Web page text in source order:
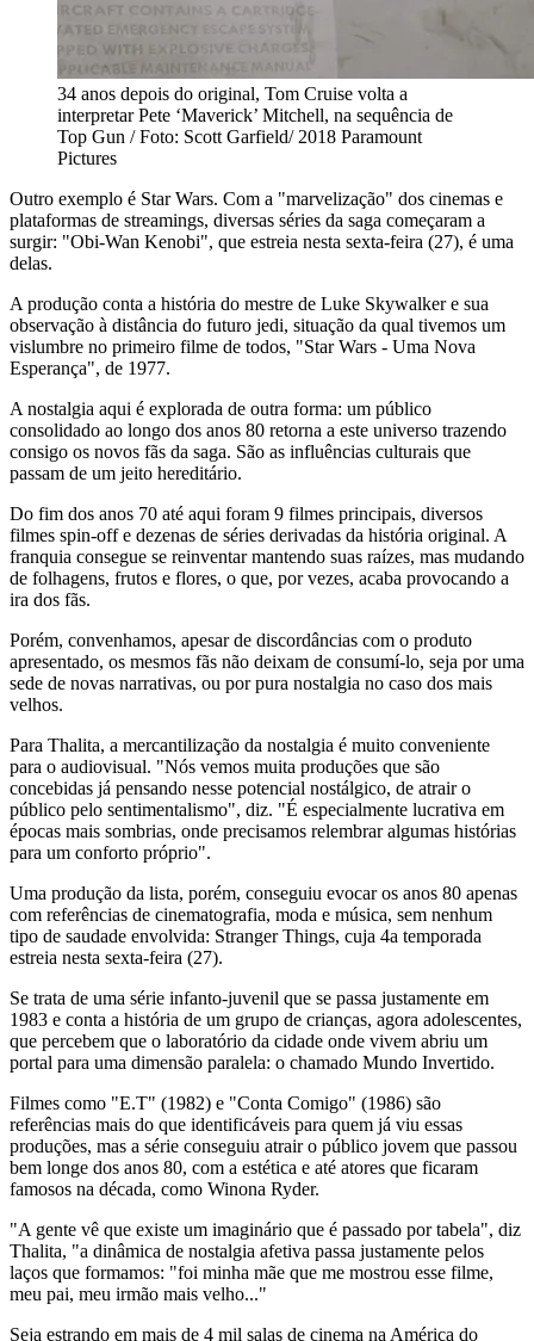
34 anos depois do original, Tom Cruise volta a
interpretar Pete ‘Maverick’ Mitchell, na sequência de
Top Gun / Foto: Scott Garfield/ 2018 Paramount
Pictures
Outro exemplo é Star Wars. Com a "marvelização" dos cinemas e
plataformas de streamings, diversas séries da saga começaram a
surgir: "Obi-Wan Kenobi", que estreia nesta sexta-feira (27), é uma
delas.
A produção conta a história do mestre de Luke Skywalker e sua
observação à distância do futuro jedi, situação da qual tivemos um
vislumbre no primeiro filme de todos, "Star Wars - Uma Nova
Esperança", de 1977.
A nostalgia aqui é explorada de outra forma: um público
consolidado ao longo dos anos 80 retorna a este universo trazendo
consigo os novos fãs da saga. São as influências culturais que
passam de um jeito hereditário.
Do fim dos anos 70 até aqui foram 9 filmes principais, diversos
filmes spin-off e dezenas de séries derivadas da história original. A
franquia consegue se reinventar mantendo suas raízes, mas mudando
de folhagens, frutos e flores, o que, por vezes, acaba provocando a
ira dos fãs.
Porém, convenhamos, apesar de discordâncias com o produto
apresentado, os mesmos fãs não deixam de consumí-lo, seja por uma
sede de novas narrativas, ou por pura nostalgia no caso dos mais
velhos.
Para Thalita, a mercantilização da nostalgia é muito conveniente
para o audiovisual. "Nós vemos muita produções que são
concebidas já pensando nesse potencial nostálgico, de atrair o
público pelo sentimentalismo", diz. "É especialmente lucrativa em
épocas mais sombrias, onde precisamos relembrar algumas histórias
para um conforto próprio".
Uma produção da lista, porém, conseguiu evocar os anos 80 apenas
com referências de cinematografia, moda e música, sem nenhum
tipo de saudade envolvida: Stranger Things, cuja 4a temporada
estreia nesta sexta-feira (27).
Se trata de uma série infanto-juvenil que se passa justamente em
1983 e conta a história de um grupo de crianças, agora adolescentes,
que percebem que o laboratório da cidade onde vivem abriu um
portal para uma dimensão paralela: o chamado Mundo Invertido.
Filmes como "E.T" (1982) e "Conta Comigo" (1986) são
referências mais do que identificáveis para quem já viu essas
produções, mas a série conseguiu atrair o público jovem que passou
bem longe dos anos 80, com a estética e até atores que ficaram
famosos na década, como Winona Ryder.
"A gente vê que existe um imaginário que é passado por tabela", diz
Thalita, "a dinâmica de nostalgia afetiva passa justamente pelos
laços que formamos: "foi minha mãe que me mostrou esse filme,
meu pai, meu irmão mais velho..."
Seja estrando em mais de 4 mil salas de cinema na América do